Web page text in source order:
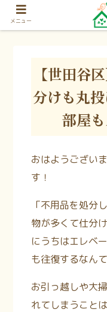
【世田谷
分けも丸
部屋
おはようござい
す！
「不用品を処分
物が多くて仕分
にうちはエレベ
も往復するなん
お引っ越しや大
れてしまうこと
メニュー